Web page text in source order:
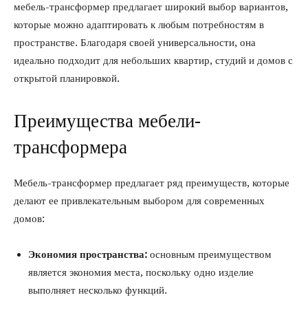
мебель-трансформер предлагает широкий выбор вариантов,
которые можно адаптировать к любым потребностям в
пространстве. Благодаря своей универсальности, она
идеально подходит для небольших квартир, студий и домов с
открытой планировкой.
Преимущества мебели-
трансформера
Мебель-трансформер предлагает ряд преимуществ, которые
делают ее привлекательным выбором для современных
домов:
Экономия пространства: основным преимуществом
является экономия места, поскольку одно изделие
выполняет несколько функций.